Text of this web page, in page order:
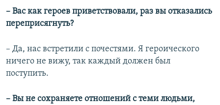
– Вас как героев приветствовали, раз вы отказались
переприсягнуть?
– Да, нас встретили с почестями. Я героического
ничего не вижу, так каждый должен был
поступить.
– Вы не сохраняете отношений с теми людьми,